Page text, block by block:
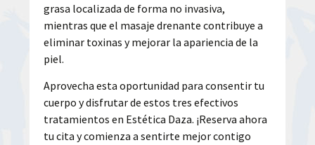
grasa localizada de forma no invasiva,
mientras que el masaje drenante contribuye a
eliminar toxinas y mejorar la apariencia de la
piel.
Aprovecha esta oportunidad para consentir tu
cuerpo y disfrutar de estos tres efectivos
tratamientos en Estética Daza. ¡Reserva ahora
tu cita y comienza a sentirte mejor contigo